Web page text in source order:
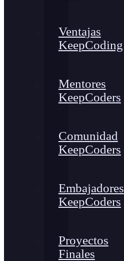
Ventajas
KeepCoding
Mentores
KeepCoders
Comunidad
KeepCoders
Embajadores
KeepCoders
Proyectos
Finales